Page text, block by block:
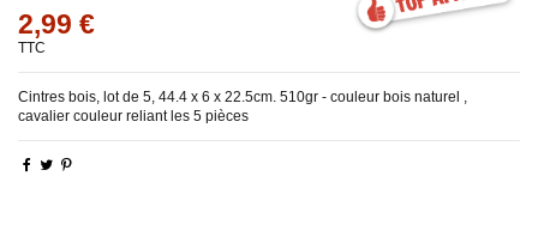
2,99 €
TTC
Cintres bois, lot de 5, 44.4 x 6 x 22.5cm. 510gr - couleur bois naturel ,
cavalier couleur reliant les 5 pièces